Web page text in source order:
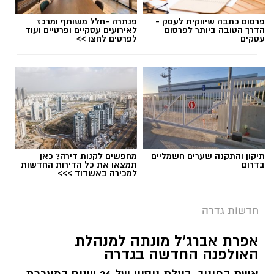
במוזיאון מציינים כי הם מחפשים מועמד או מועמדת
בעלי "ראש מלא ברעיונות", שיצטרפו להובלת
הפעילות החינוכית והקהילתית של אחד ממוסדות
התרבות הבולטים בעיר.
לפרטים המלאים ולהגשת מועמדות ניתן להיכנס
לעמוד הדרושים של החברה העירונית:
להגשת מועמדות לחצו כאן
יש לכם מידע חשוב שטרם נחשף? צילומים מאירוע
אותנו
תגים:משרד הבריאות, חומרים מסוכנים
מרכז
ההחלקות
צילומים: משרד הבריאות
פרסום כתבה שיווקית לעסק -
הדרך הטובה ביותר לפרסום
עסקים
פנתרה -חלל משותף ומרכז
לאירועים עסקיים ופרטיים ועוד
לפרטים לחצו >>
תיקון והתקנה שערים חשמליים
בדרום
מחפשים לקנות דירה? כאן
תמצאו את כל הדירות החדשות
למכירה באשדוד >>>
חדשות גדרה
אפרת אברג’ל מונתה למנהלת
האולפנה החדשה בגדרה